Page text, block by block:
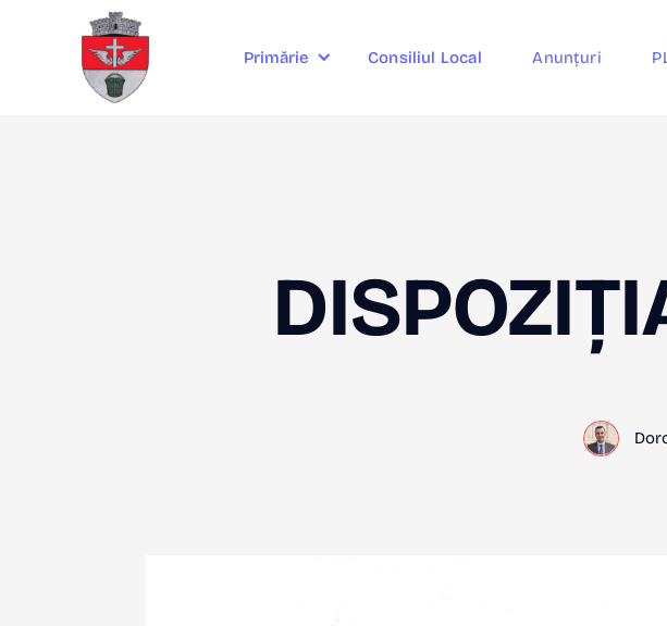
Primărie Consiliul Local Anunțuri